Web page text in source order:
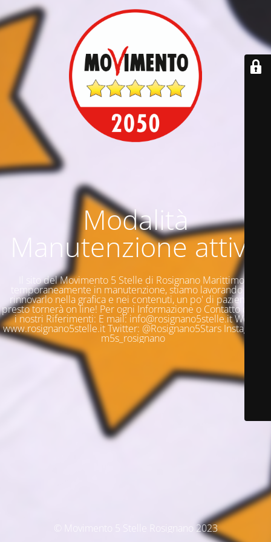
Modalità
Manutenzione attiva
Il sito del Movimento 5 Stelle di Rosignano Marittimo è
temporaneamente in manutenzione, stiamo lavorando per
rinnovarlo nella grafica e nei contenuti, un po' di pazienza e
presto tornerà on line! Per ogni Informazione o Contatto questi
i nostri Riferimenti: E mail: info@rosignano5stelle.it Web:
www.rosignano5stelle.it Twitter: @Rosignano5Stars Instagram:
m5s_rosignano
© Movimento 5 Stelle Rosignano 2023